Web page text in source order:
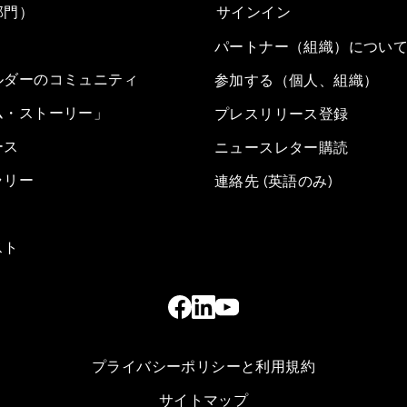
）
ーのコミュニティ
ストーリー」
リー
サインイン
パートナー（組織）につい
参加する（個人、組織）
プレスリリース登録
ニュースレター購読
連絡先 (英語のみ)
プライバシーポリシーと利用規約
サイトマップ